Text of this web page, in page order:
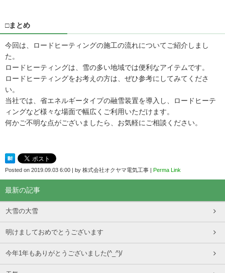
□まとめ
今回は、ロードヒーティングの施工の流れについてご紹介しまし
た。
ロードヒーティングは、雪の多い地域では便利なアイテムです。
ロードヒーティングをお考えの方は、ぜひ参考にしてみてくださ
い。
当社では、省エネルギータイプの融雪装置を導入し、ロードヒーテ
ィングなど様々な場面で幅広くご利用いただけます。
何かご不明な点がございましたら、お気軽にご相談ください。
Posted on 2019.09.03 6:00 | by 株式会社オクヤマ電気工事 | Perma Link
最新の記事
大雪の大雪
明けましておめでとうございます
今年1年もありがとうございました(^_^)/